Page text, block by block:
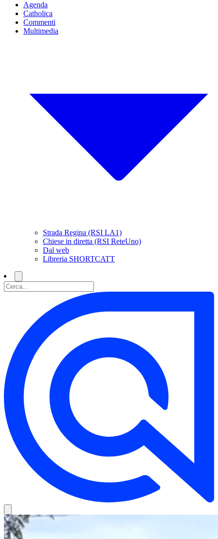
Agenda
Catholica
Commenti
Multimedia
Strada Regina (RSI LA1)
Chiese in diretta (RSI ReteUno)
Dal web
Libreria SHORTCATT